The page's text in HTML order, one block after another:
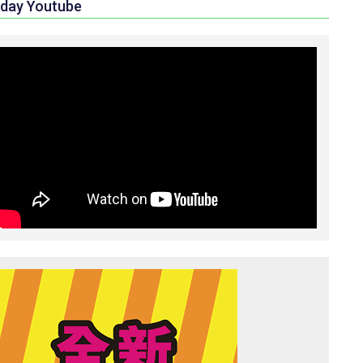
Youtube